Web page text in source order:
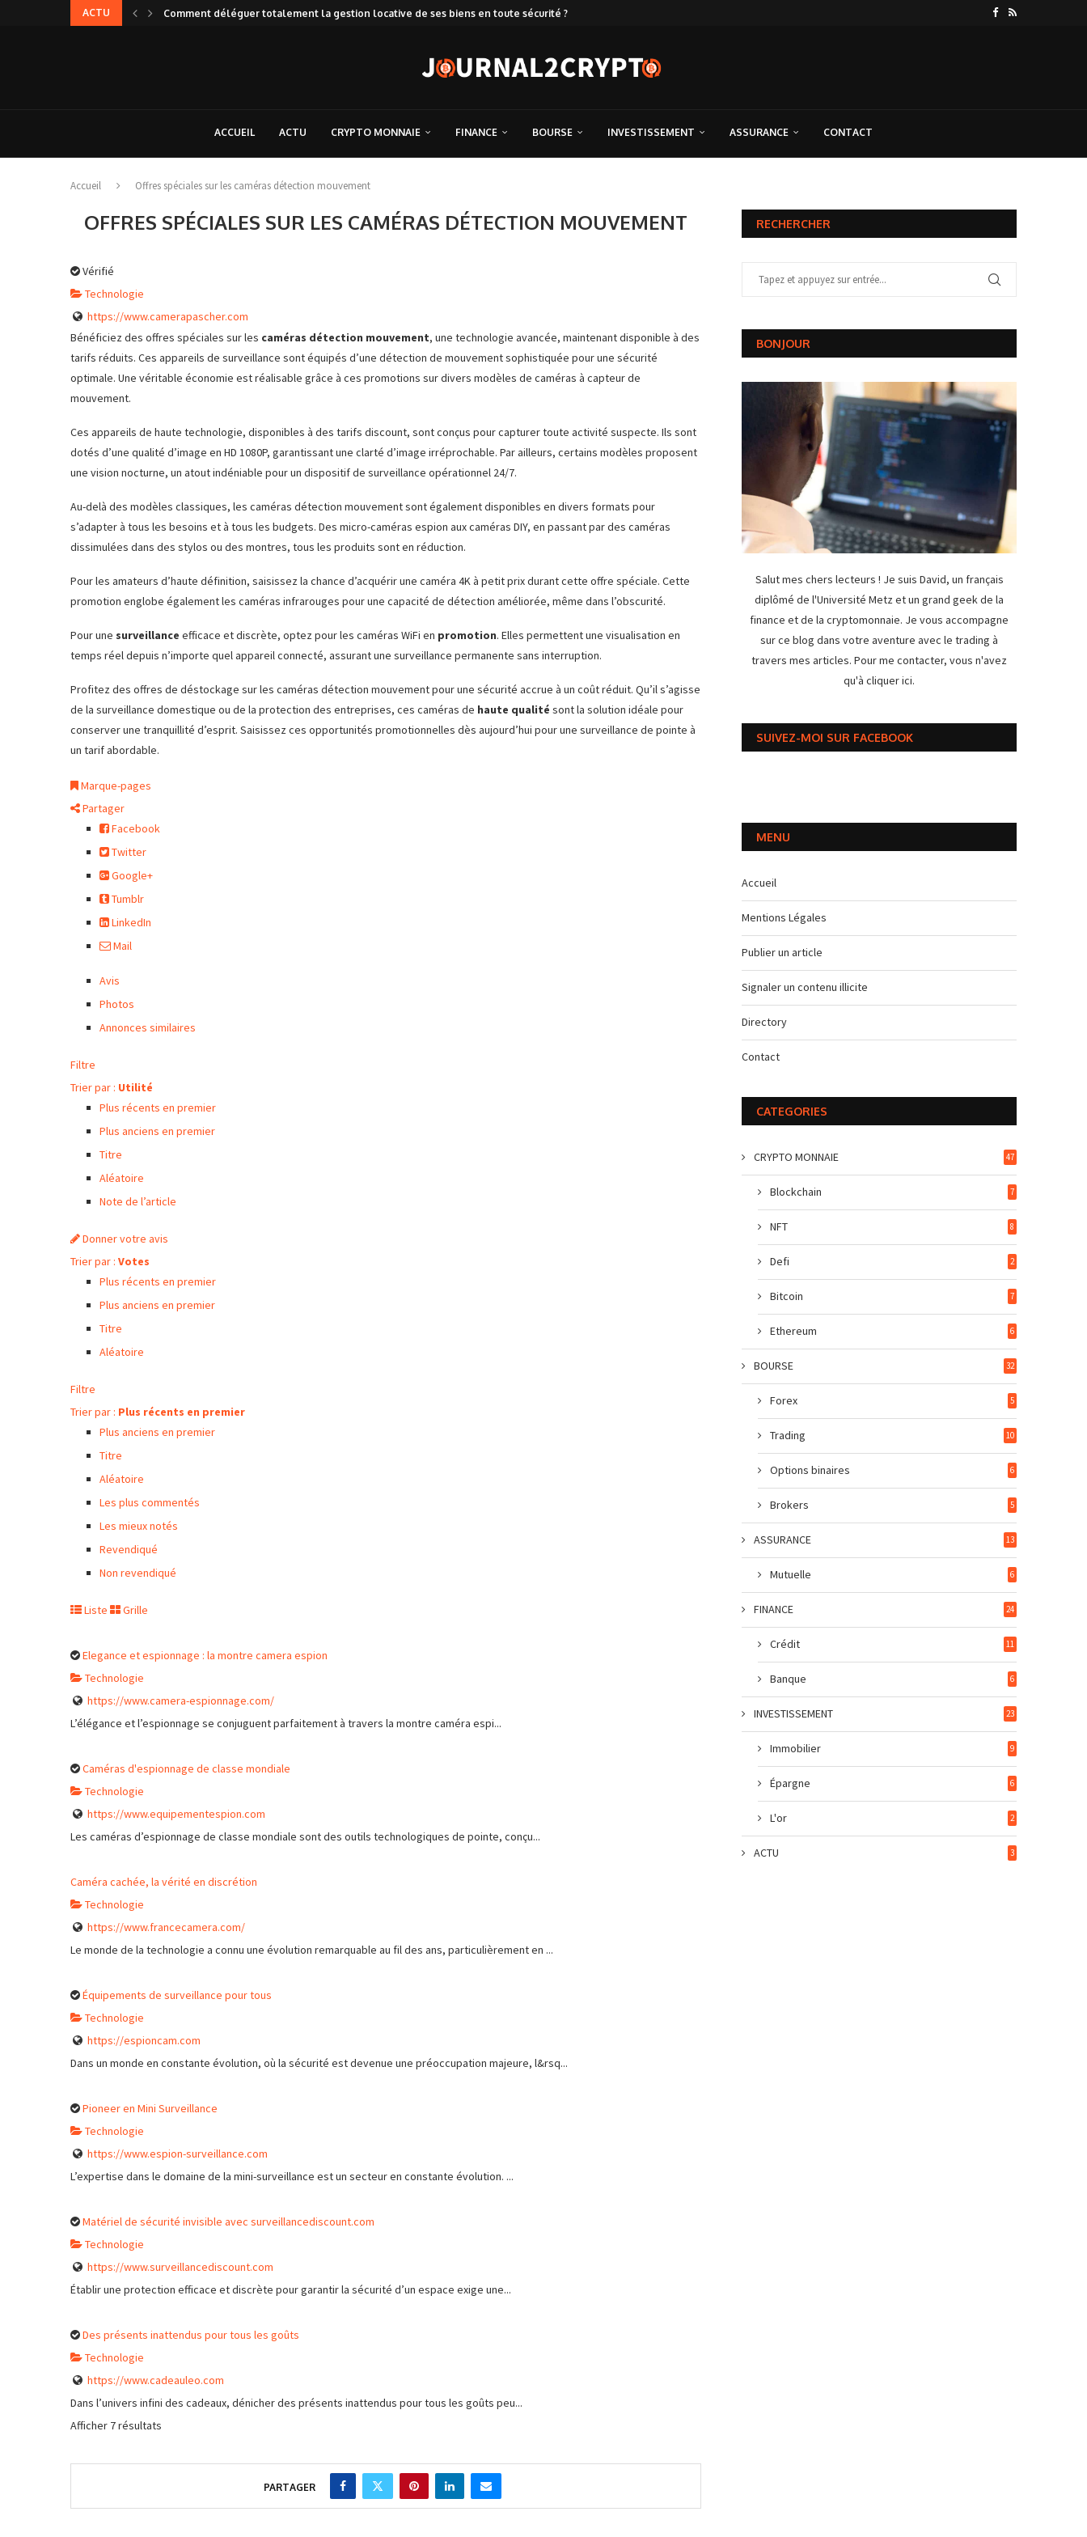
ACTU Comment déléguer totalement la gestion locative de ses biens en toute sécurité ?
ACCUEIL ACTU CRYPTO MONNAIE FINANCE BOURSE INVESTISSEMENT ASSURANCE CONTACT
Accueil Offres spéciales sur les caméras détection mouvement
OFFRES SPÉCIALES SUR LES CAMÉRAS DÉTECTION MOUVEMENT
Vérifié
Technologie
https://www.camerapascher.com
Bénéficiez des offres spéciales sur les caméras détection mouvement, une technologie avancée, maintenant disponible à des
tarifs réduits. Ces appareils de surveillance sont équipés d’une détection de mouvement sophistiquée pour une sécurité
optimale. Une véritable économie est réalisable grâce à ces promotions sur divers modèles de caméras à capteur de
mouvement.
Ces appareils de haute technologie, disponibles à des tarifs discount, sont conçus pour capturer toute activité suspecte. Ils sont
dotés d’une qualité d’image en HD 1080P, garantissant une clarté d’image irréprochable. Par ailleurs, certains modèles proposent
une vision nocturne, un atout indéniable pour un dispositif de surveillance opérationnel 24/7.
Au-delà des modèles classiques, les caméras détection mouvement sont également disponibles en divers formats pour
s’adapter à tous les besoins et à tous les budgets. Des micro-caméras espion aux caméras DIY, en passant par des caméras
dissimulées dans des stylos ou des montres, tous les produits sont en réduction.
Pour les amateurs d’haute définition, saisissez la chance d’acquérir une caméra 4K à petit prix durant cette offre spéciale. Cette
promotion englobe également les caméras infrarouges pour une capacité de détection améliorée, même dans l’obscurité.
Pour une surveillance efficace et discrète, optez pour les caméras WiFi en promotion. Elles permettent une visualisation en
temps réel depuis n’importe quel appareil connecté, assurant une surveillance permanente sans interruption.
Profitez des offres de déstockage sur les caméras détection mouvement pour une sécurité accrue à un coût réduit. Qu’il s’agisse
de la surveillance domestique ou de la protection des entreprises, ces caméras de haute qualité sont la solution idéale pour
conserver une tranquillité d’esprit. Saisissez ces opportunités promotionnelles dès aujourd’hui pour une surveillance de pointe à
un tarif abordable.
Marque-pages
Partager
Facebook
Twitter
Google+
Tumblr
LinkedIn
Mail
Avis
Photos
Annonces similaires
Filtre
Trier par : Utilité
Plus récents en premier
Plus anciens en premier
Titre
Aléatoire
Note de l’article
Donner votre avis
Trier par : Votes
Plus récents en premier
Plus anciens en premier
Titre
Aléatoire
Filtre
Trier par : Plus récents en premier
Plus anciens en premier
Titre
Aléatoire
Les plus commentés
Les mieux notés
Revendiqué
Non revendiqué
Liste Grille
Elegance et espionnage : la montre camera espion
Technologie
https://www.camera-espionnage.com/
L’élégance et l’espionnage se conjuguent parfaitement à travers la montre caméra espi...
Caméras d'espionnage de classe mondiale
Technologie
https://www.equipementespion.com
Les caméras d’espionnage de classe mondiale sont des outils technologiques de pointe, conçu...
Caméra cachée, la vérité en discrétion
Technologie
https://www.francecamera.com/
Le monde de la technologie a connu une évolution remarquable au fil des ans, particulièrement en ...
Équipements de surveillance pour tous
Technologie
https://espioncam.com
Dans un monde en constante évolution, où la sécurité est devenue une préoccupation majeure, l&rsq...
Pioneer en Mini Surveillance
Technologie
https://www.espion-surveillance.com
L’expertise dans le domaine de la mini-surveillance est un secteur en constante évolution. ...
Matériel de sécurité invisible avec surveillancediscount.com
Technologie
https://www.surveillancediscount.com
Établir une protection efficace et discrète pour garantir la sécurité d’un espace exige une...
Des présents inattendus pour tous les goûts
Technologie
https://www.cadeauleo.com
Dans l’univers infini des cadeaux, dénicher des présents inattendus pour tous les goûts peu...
Afficher 7 résultats
PARTAGER
RECHERCHER
BONJOUR
Salut mes chers lecteurs ! Je suis David, un français
diplômé de l'Université Metz et un grand geek de la
finance et de la cryptomonnaie. Je vous accompagne
sur ce blog dans votre aventure avec le trading à
travers mes articles. Pour me contacter, vous n'avez
qu'à cliquer ici.
SUIVEZ-MOI SUR FACEBOOK
MENU
Accueil
Mentions Légales
Publier un article
Signaler un contenu illicite
Directory
Contact
CATEGORIES
CRYPTO MONNAIE 47
Blockchain 7
NFT 8
Defi 2
Bitcoin 7
Ethereum 6
BOURSE 32
Forex 5
Trading 10
Options binaires 6
Brokers 5
ASSURANCE 13
Mutuelle 6
FINANCE 24
Crédit 11
Banque 6
INVESTISSEMENT 23
Immobilier 9
Épargne 6
L'or 2
ACTU 3